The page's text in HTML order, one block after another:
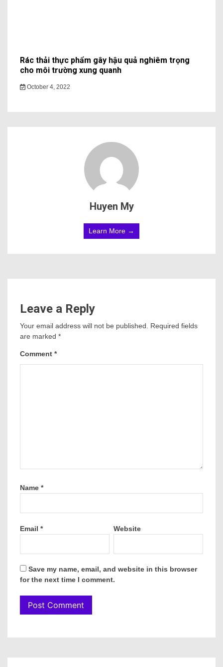
Rác thải thực phẩm gây hậu quả nghiêm trọng
cho môi trường xung quanh
October 4, 2022
Huyen My
Learn More →
Leave a Reply
Your email address will not be published. Required fields
are marked *
Comment *
Name *
Email * Website
Save my name, email, and website in this browser
for the next time I comment.